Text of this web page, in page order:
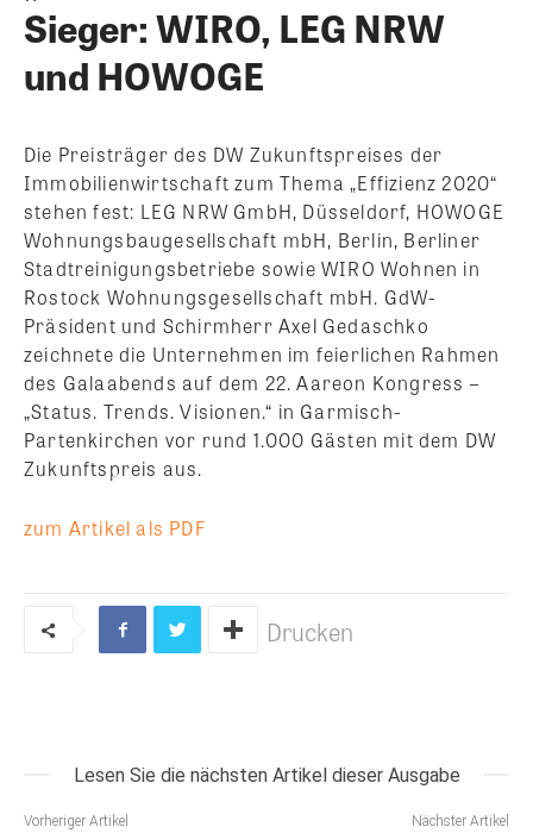
Sieger: WIRO, LEG NRW
und HOWOGE
Die Preisträger des DW Zukunftspreises der
Immobilienwirtschaft zum Thema „Effizienz 2020“
stehen fest: LEG NRW GmbH, Düsseldorf, HOWOGE
Wohnungsbaugesellschaft mbH, Berlin, Berliner
Stadtreinigungsbetriebe sowie WIRO Wohnen in
Rostock Wohnungsgesellschaft mbH. GdW-
Präsident und Schirmherr Axel Gedaschko
zeichnete die Unternehmen im feierlichen Rahmen
des Galaabends auf dem 22. Aareon Kongress –
„Status. Trends. Visionen.“ in Garmisch-
Partenkirchen vor rund 1.000 Gästen mit dem DW
Zukunftspreis aus.
zum Artikel als PDF
Drucken
Lesen Sie die nächsten Artikel dieser Ausgabe
Vorheriger Artikel Nächster Artikel